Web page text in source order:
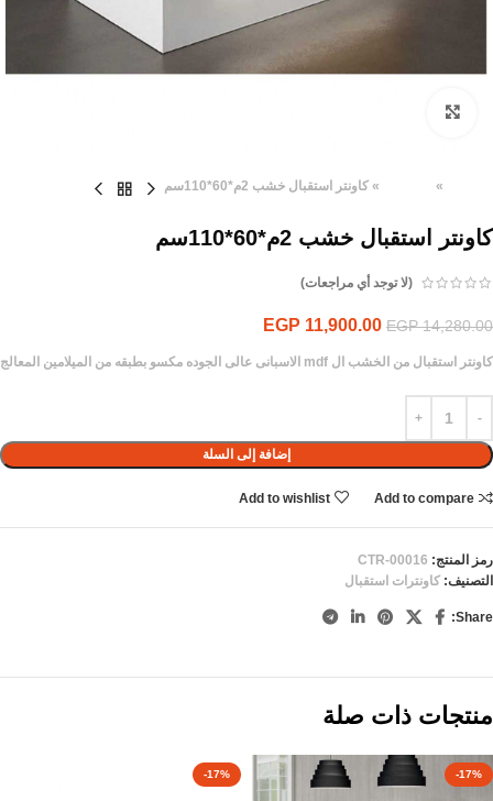
»
» كاونتر استقبال خشب 2م*60*110سم
كاونتر استقبال خشب 2م*60*110سم
(لا توجد أي مراجعات)
EGP14,280.00
EGP 11,900.00
كاونتر استقبال من الخشب ال mdf الاسبانى عالى الجوده مكسو بطبقه من الميلامين المعالج
إضافة إلى السلة
Add to compare
Add to wishlist
رمز المنتج: CTR-00016
التصنيف: كاونترات استقبال
Share:
منتجات ذات صلة
-17%
-17%